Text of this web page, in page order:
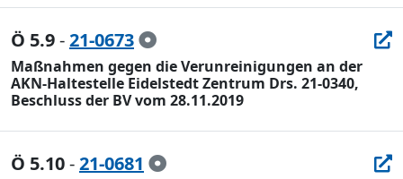
Ö 5.9-21-0673
Maßnahmen gegen die Verunreinigungen an der
AKN-Haltestelle Eidelstedt Zentrum Drs. 21-0340,
Beschluss der BV vom 28.11.2019
Ö 5.10-21-0681